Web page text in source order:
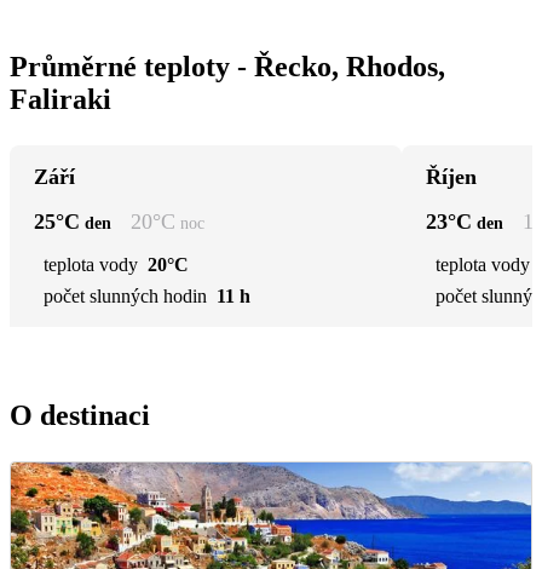
Průměrné teploty - Řecko, Rhodos,
Faliraki
Září
25°C den 20°C noc
teplota vody 20°C
počet slunných hodin 11 h
Říjen
23°C den
teplota vody
počet
O destinaci